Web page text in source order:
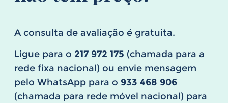
A consulta de avaliação é gratuita.
Ligue para o 217 972 175 (chamada para a
rede fixa nacional) ou envie mensagem
pelo WhatsApp para o 933 468 906
(chamada para rede móvel nacional) para